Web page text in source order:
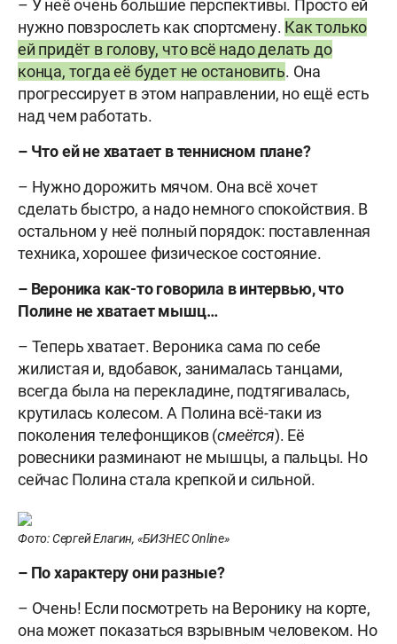
– У неё очень большие перспективы. Просто ей
нужно повзрослеть как спортсмену. Как только
ей придёт в голову, что всё надо делать до
конца, тогда её будет не остановить. Она
прогрессирует в этом направлении, но ещё есть
над чем работать.
– Что ей не хватает в теннисном плане?
– Нужно дорожить мячом. Она всё хочет
сделать быстро, а надо немного спокойствия. В
остальном у неё полный порядок: поставленная
техника, хорошее физическое состояние.
– Вероника как-то говорила в интервью, что
Полине не хватает мышц…
– Теперь хватает. Вероника сама по себе
жилистая и, вдобавок, занималась танцами,
всегда была на перекладине, подтягивалась,
крутилась колесом. А Полина всё-таки из
поколения телефонщиков (смеётся). Её
ровесники разминают не мышцы, а пальцы. Но
сейчас Полина стала крепкой и сильной.
Фото: Сергей Елагин, «БИЗНЕС Online»
– По характеру они разные?
– Очень! Если посмотреть на Веронику на корте,
она может показаться взрывным человеком. Но